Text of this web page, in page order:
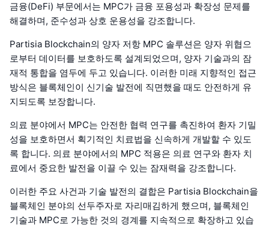
금융(DeFi) 부문에서는 MPC가 금융 포용성과 확장성 문제를
해결하며, 준수성과 상호 운용성을 강조합니다.
Partisia Blockchain의 양자 저항 MPC 솔루션은 양자 위협으
로부터 데이터를 보호하도록 설계되었으며, 양자 기술과의 잠
재적 통합을 염두에 두고 있습니다. 이러한 미래 지향적인 접근
방식은 블록체인이 신기술 발전에 직면했을 때도 안전하게 유
지되도록 보장합니다.
의료 분야에서 MPC는 안전한 협력 연구를 촉진하여 환자 기밀
성을 보호하면서 획기적인 치료법을 신속하게 개발할 수 있도
록 합니다. 의료 분야에서의 MPC 적용은 의료 연구와 환자 치
료에서 중요한 발전을 이끌 수 있는 잠재력을 강조합니다.
이러한 주요 사건과 기술 발전의 결합은 Partisia Blockchain을
블록체인 분야의 선두주자로 자리매김하게 했으며, 블록체인
기술과 MPC로 가능한 것의 경계를 지속적으로 확장하고 있습